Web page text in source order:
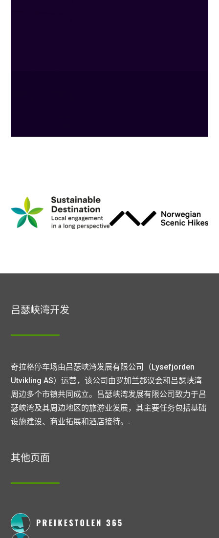
吕瑟峡湾开发
奇拉格停车场由吕瑟峡湾发展有限公司（Lysefjorden
Utvikling AS）运营，该公司由罗加兰郡议会和吕瑟峡湾
周边多个市镇共同成立。吕瑟峡湾发展有限公司致力于吕
瑟峡湾及其周边地区的旅游业发展，其主要任务包括基础
设施建设、商业拓展和酒店接待。.
其他页面